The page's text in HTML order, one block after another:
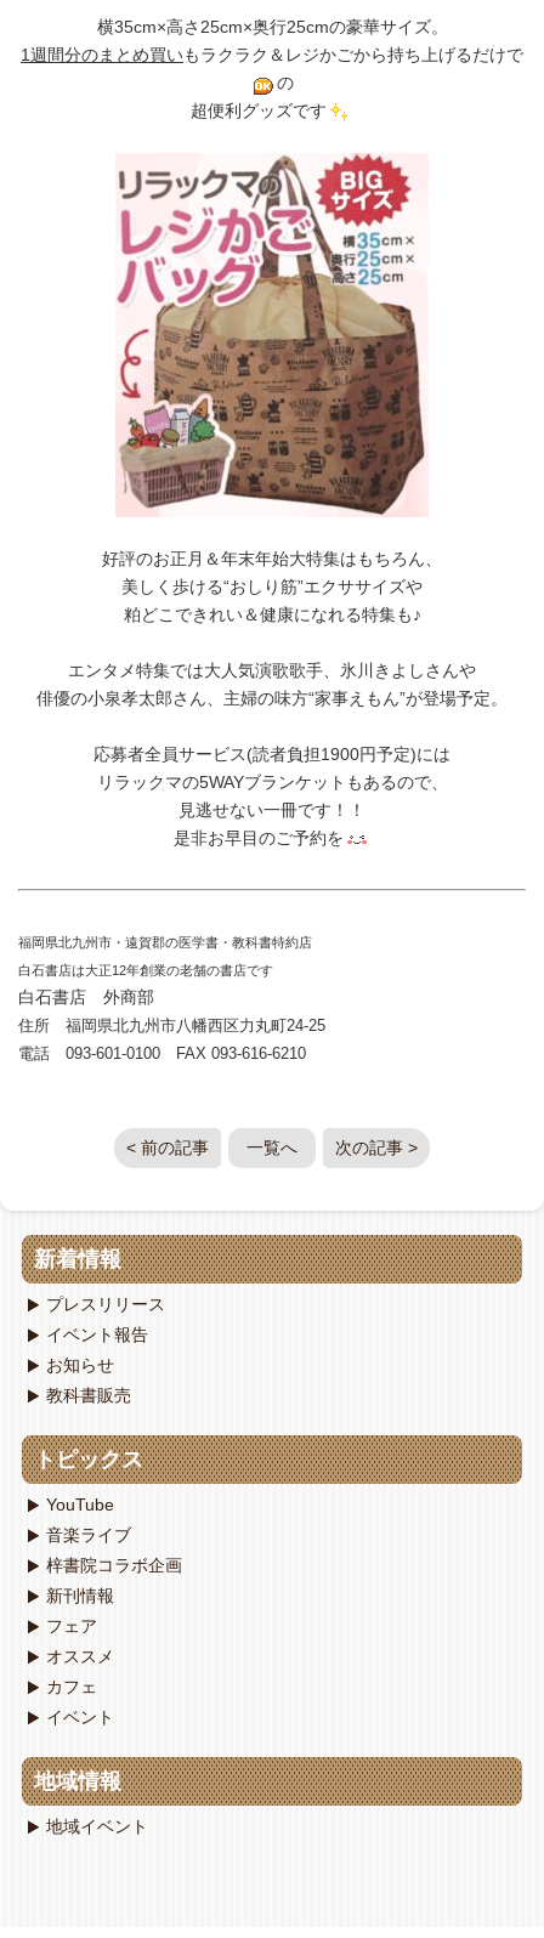
横35cm×高さ25cm×奥行25cmの豪華サイズ。
1週間分のまとめ買いもラクラク＆レジかごから持ち上げるだけで
の
超便利グッズです
好評のお正月＆年末年始大特集はもちろん、
美しく歩ける“おしり筋”エクササイズや
粕どこできれい＆健康になれる特集も♪
エンタメ特集では大人気演歌歌手、氷川きよしさんや
俳優の小泉孝太郎さん、主婦の味方“家事えもん”が登場予定。
応募者全員サービス(読者負担1900円予定)には
リラックマの5WAYブランケットもあるので、
見逃せない一冊です！！
是非お早目のご予約を
福岡県北九州市・遠賀郡の医学書・教科書特約店
白石書店は大正12年創業の老舗の書店です
白石書店 外商部
住所 福岡県北九州市八幡西区力丸町24-25
電話 093-601-0100 FAX 093-616-6210
< 前の記事 一覧へ 次の記事 >
新着情報
プレスリリース
イベント報告
お知らせ
教科書販売
トピックス
YouTube
音楽ライブ
梓書院コラボ企画
新刊情報
フェア
オススメ
カフェ
イベント
地域情報
地域イベント